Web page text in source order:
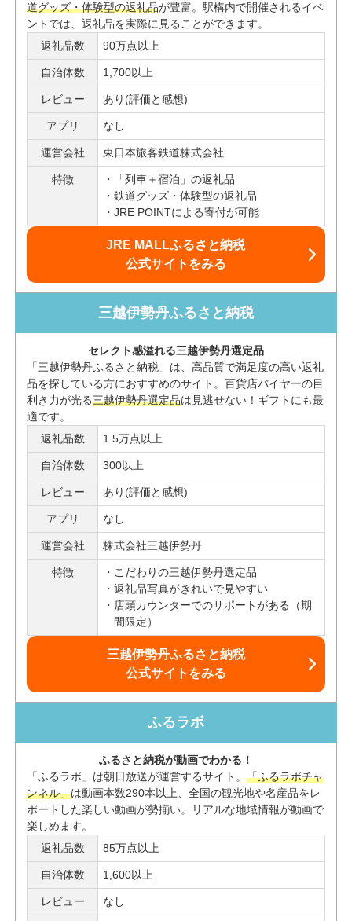
道グッズ・体験型の返礼品が豊富。駅構内で開催されるイベ
ントでは、返礼品を実際に見ることができます。
返礼品数
90万点以上
自治体数 1,700以上
レビュー あり(評価と感想)
アプリ なし
運営会社 東日本旅客鉄道株式会社
特徴
「列車＋宿泊」の返礼品
鉄道グッズ・体験型の返礼品
JRE POINTによる寄付が可能
JRE MALLふるさと納税
公式サイトをみる
三越伊勢丹ふるさと納税
セレクト感溢れる三越伊勢丹選定品
「三越伊勢丹ふるさと納税」は、高品質で満足度の高い返礼
品を探している方におすすめのサイト。百貨店バイヤーの目
利き力が光る三越伊勢丹選定品は見逃せない！ギフトにも最
適です。
返礼品数
1.5万点以上
自治体数 300以上
レビュー あり(評価と感想)
アプリ なし
運営会社 株式会社三越伊勢丹
特徴
こだわりの三越伊勢丹選定品
返礼品写真がきれいで見やすい
店頭カウンターでのサポートがある（期
間限定）
三越伊勢丹ふるさと納税
公式サイトをみる
ふるラボ
ふるさと納税が動画でわかる！
「ふるラボ」は朝日放送が運営するサイト。「ふるラボチャ
ンネル」は動画本数290本以上、全国の観光地や名産品をレ
ポートした楽しい動画が勢揃い。リアルな地域情報が動画で
楽しめます。
返礼品数
85万点以上
自治体数 1,600以上
レビュー なし